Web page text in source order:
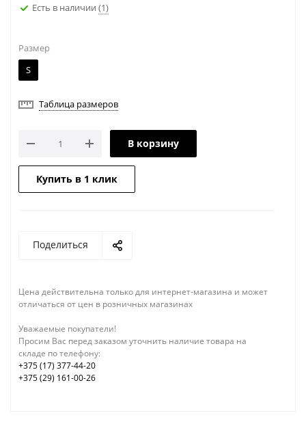
Есть в наличии (1)
Размер
S
Таблица размеров
В корзину
Купить в 1 клик
Поделиться
Цена действительна только для интернет-магазина и может
отличаться от цен в розничных магазинах
Уважаемые покупатели!
Просим Вас перед заказом уточнить наличие товара на
складе по телефону:
+375 (17) 377-44-20
+375 (29) 161-00-26